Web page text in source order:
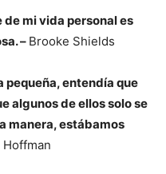
de mi vida personal es
– Brooke Shields
pequeña, entendía que
algunos de ellos solo se
manera, estábamos